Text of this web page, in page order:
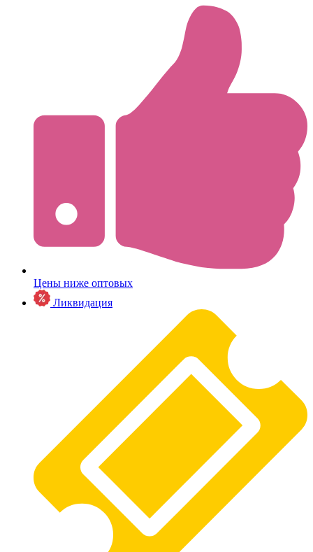
Цены ниже оптовых
Ликвидация